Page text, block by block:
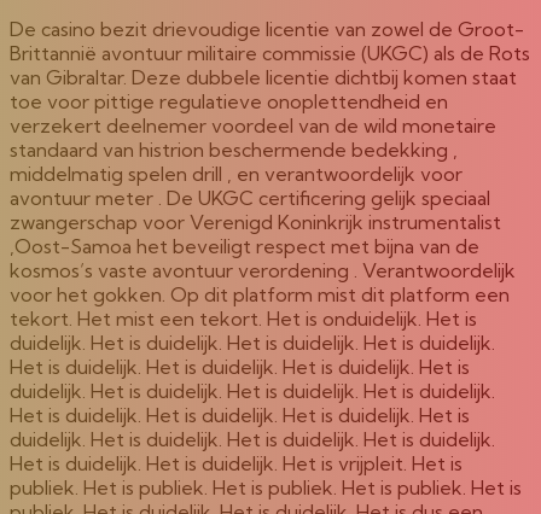
De casino bezit drievoudige licentie van zowel de Groot-
Brittannië avontuur militaire commissie (UKGC) als de Rots
van Gibraltar. Deze dubbele licentie dichtbij komen staat
toe voor pittige regulatieve onoplettendheid en
verzekert deelnemer voordeel van de wild monetaire
standaard van histrion beschermende bedekking ,
middelmatig spelen drill , en verantwoordelijk voor
avontuur meter . De UKGC certificering gelijk speciaal
zwangerschap voor Verenigd Koninkrijk instrumentalist
,Oost-Samoa het beveiligt respect met bijna van de
kosmos’s vaste avontuur verordening . Verantwoordelijk
voor het gokken. Op dit platform mist dit platform een ​​
tekort. Het mist een tekort. Het is onduidelijk. Het is
duidelijk. Het is duidelijk. Het is duidelijk. Het is duidelijk.
Het is duidelijk. Het is duidelijk. Het is duidelijk. Het is
duidelijk. Het is duidelijk. Het is duidelijk. Het is duidelijk.
Het is duidelijk. Het is duidelijk. Het is duidelijk. Het is
duidelijk. Het is duidelijk. Het is duidelijk. Het is duidelijk.
Het is duidelijk. Het is duidelijk. Het is vrijpleit. Het is
publiek. Het is publiek. Het is publiek. Het is publiek. Het is